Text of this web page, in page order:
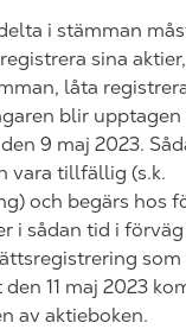
i stämman
sina
låta
blir
9 maj 2023.
vara tillfällig (s.k.
och begärs hos
i sådan tid i
11 maj 2023
av aktieboken.